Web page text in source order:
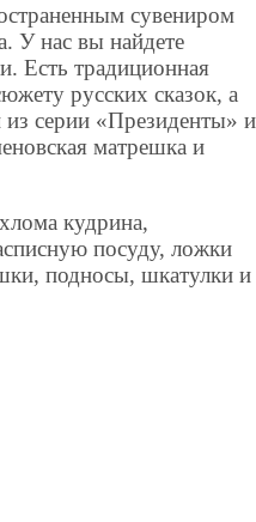
сувениром
У нас вы найдете
Есть традиционная
русских сказок, а
из серии «Президенты» и
матрешка и
кудрина,
посуду, ложки
подносы, шкатулки и